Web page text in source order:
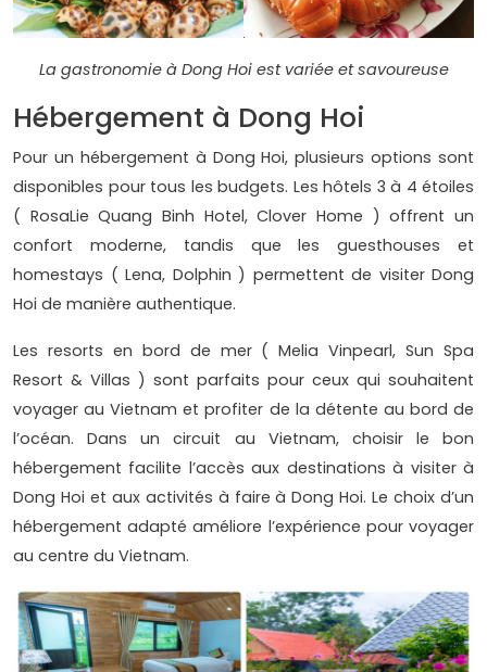
La gastronomie à Dong Hoi est variée et savoureuse
Hébergement à Dong Hoi
Pour un hébergement à Dong Hoi, plusieurs options sont
disponibles pour tous les budgets. Les hôtels 3 à 4 étoiles
( RosaLie Quang Binh Hotel, Clover Home ) offrent un
confort moderne, tandis que les guesthouses et
homestays ( Lena, Dolphin ) permettent de visiter Dong
Hoi de manière authentique.
Les resorts en bord de mer ( Melia Vinpearl, Sun Spa
Resort & Villas ) sont parfaits pour ceux qui souhaitent
voyager au Vietnam et profiter de la détente au bord de
l’océan. Dans un circuit au Vietnam, choisir le bon
hébergement facilite l’accès aux destinations à visiter à
Dong Hoi et aux activités à faire à Dong Hoi. Le choix d’un
hébergement adapté améliore l’expérience pour voyager
au centre du Vietnam.